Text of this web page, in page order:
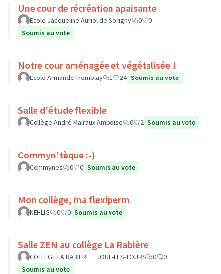
Une cour de récréation apaisante
Ecole Jacqueline Auriol de Sorigny 0
0
Soumis au vote
Notre cour aménagée et végétalisée !
Ecole Armande Tremblay 1 24 Soumis au vote
Salle d'étude flexible
Collège André Malraux Amboise 0 2 Soumis au vote
Commyn'tèque :-)
Commynes 0 0 Soumis au vote
Mon collège, ma flexiperm
NEHLIG 0 0 Soumis au vote
Salle ZEN au collège La Rabière
COLLEGE LA RABIERE _ JOUE-LES-TOURS 0
0
Soumis au vote